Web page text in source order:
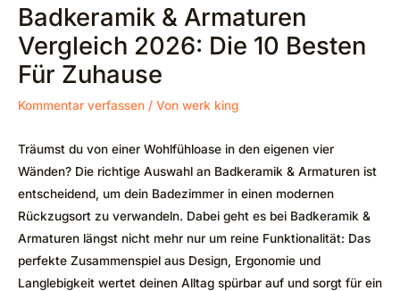
Badkeramik & Armaturen
Vergleich 2026: Die 10 Besten
Für Zuhause
Kommentar verfassen / Von werk king
Träumst du von einer Wohlfühloase in den eigenen vier
Wänden? Die richtige Auswahl an Badkeramik & Armaturen ist
entscheidend, um dein Badezimmer in einen modernen
Rückzugsort zu verwandeln. Dabei geht es bei Badkeramik &
Armaturen längst nicht mehr nur um reine Funktionalität: Das
perfekte Zusammenspiel aus Design, Ergonomie und
Langlebigkeit wertet deinen Alltag spürbar auf und sorgt für ein